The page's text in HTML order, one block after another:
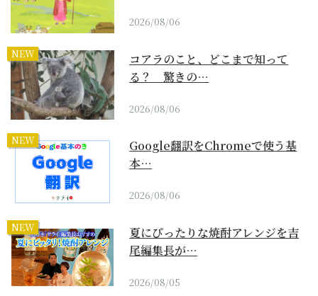
2026/08/06
NEW
コアラのこと、どこまで知って
る？ 驚きの…
2026/08/06
NEW
Google翻訳をChromeで使う基
本…
2026/08/06
NEW
夏にぴったりな焼酎アレンジを吉
尾編集長が…
2026/08/05